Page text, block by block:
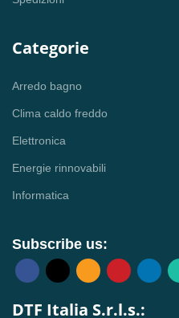
Categorie
Arredo bagno
Clima caldo freddo
Elettronica
Energie rinnovabili
Informatica
Subscribe us:
DTF Italia S.r.l.s.: